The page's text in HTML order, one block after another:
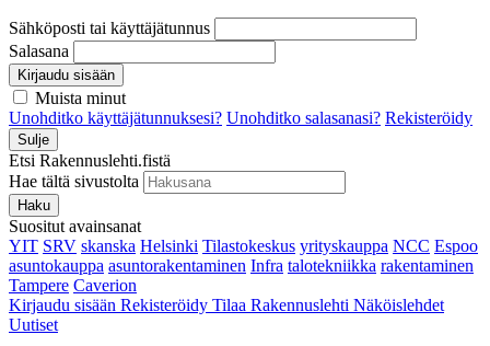
Sähköposti tai käyttäjätunnus
Salasana
Kirjaudu sisään
Muista minut
Unohditko käyttäjätunnuksesi? Unohditko salasanasi? Rekisteröidy
Sulje
Etsi Rakennuslehti.fistä
Hae tältä sivustolta
Haku
Suositut avainsanat
YIT SRV skanska Helsinki Tilastokeskus yrityskauppa NCC Espoo
asuntokauppa asuntorakentaminen Infra talotekniikka rakentaminen
Tampere Caverion
Kirjaudu sisään Rekisteröidy Tilaa Rakennuslehti Näköislehdet
Uutiset